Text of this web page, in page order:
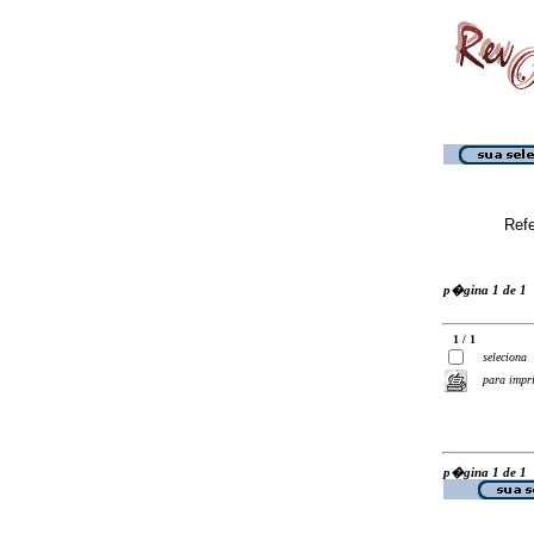
p�gina 1 de 1
1 / 1
seleciona
para
p�gina 1 de 1